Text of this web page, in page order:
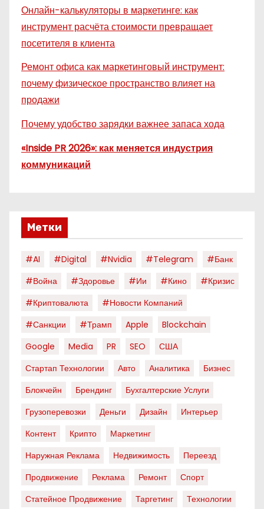
Онлайн-калькуляторы в маркетинге: как
инструмент расчёта стоимости превращает
посетителя в клиента
Ремонт офиса как маркетинговый инструмент:
почему физическое пространство влияет на
продажи
Почему удобство зарядки важнее запаса хода
«Inside PR 2026»: как меняется индустрия
коммуникаций
Метки
#AI #digital #nvidia #telegram
#банк
#война
#здоровье #ии #кино
#кризис
#криптовалюта
#новости Компаний
#санкции
#трамп Apple
Blockchain
Google
Media PR SEO
США
Стартап Технологии
Авто Аналитика
Бизнес
Блокчейн
Брендинг
Бухгалтерские Услуги
Грузоперевозки
Деньги Дизайн
Интерьер
Контент
Крипто
Маркетинг
Наружная Реклама
Недвижимость
Переезд
Продвижение
Реклама Ремонт
Спорт
Статейное Продвижение
Таргетинг Технологии